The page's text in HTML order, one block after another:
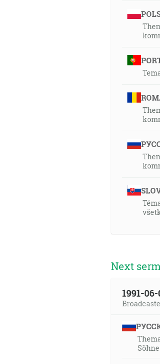
Next
1991-